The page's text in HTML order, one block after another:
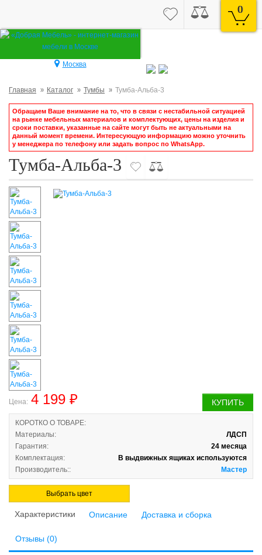
0
Москва
Главная Каталог Тумбы Тумба-Альба-3
Обращаем Ваше внимание на то, что в связи с нестабильной ситуацией
на рынке мебельных материалов и комплектующих, цены на изделия и
сроки поставки, указанные на сайте могут быть не актуальными на
данный момент времени. Интересующую информацию можно уточнить
у менеджера по телефону или задать вопрос по WhatsApp.
Тумба-Альба-3
КУПИТЬ
Цена: 4 199 ₽
КОРОТКО О ТОВАРЕ:
Материалы:
ЛДСП
Гарантия:
24 месяца
Комплектация:
В выдвижных ящиках используются
качествен
Производитель:: Мастер
Выбрать цвет
Характеристики Описание Доставка и сборка
Отзывы (0)